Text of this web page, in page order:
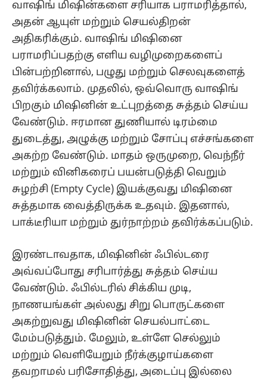
வாஷிங் மிஷின்களை சரியாக பராமரித்தால்,
அதன் ஆயுள் மற்றும் செயல்திறன்
அதிகரிக்கும். வாஷிங் மிஷினை
பராமரிப்பதற்கு எளிய வழிமுறைகளைப்
பின்பற்றினால், பழுது மற்றும் செலவுகளைத்
தவிர்க்கலாம். முதலில், ஒவ்வொரு வாஷிங்
பிறகும் மிஷினின் உட்புறத்தை சுத்தம் செய்ய
வேண்டும். ஈரமான துணியால் டிரம்மை
துடைத்து, அழுக்கு மற்றும் சோப்பு எச்சங்களை
அகற்ற வேண்டும். மாதம் ஒருமுறை, வெந்நீர்
மற்றும் வினிகரைப் பயன்படுத்தி வெறும்
சுழற்சி (Empty Cycle) இயக்குவது மிஷினை
சுத்தமாக வைத்திருக்க உதவும். இதனால்,
பாக்டீரியா மற்றும் துர்நாற்றம் தவிர்க்கப்படும்.
இரண்டாவதாக, மிஷினின் ஃபில்டரை
அவ்வப்போது சரிபார்த்து சுத்தம் செய்ய
வேண்டும். ஃபில்டரில் சிக்கிய முடி,
நாணயங்கள் அல்லது சிறு பொருட்களை
அகற்றுவது மிஷினின் செயல்பாட்டை
மேம்படுத்தும். மேலும், உள்ளே செல்லும்
மற்றும் வெளியேறும் நீர்க்குழாய்களை
தவறாமல் பரிசோதித்து, அடைப்பு இல்லை